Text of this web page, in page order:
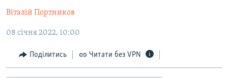
основної
Перейти
пошуку
ЕКОНОМІКА
СУСПІЛЬСТВО
КУЛЬТУРА
РОСІЙСЬКА «ФІЛЬТРАЦІЯ»
ДОНБАС.РЕАЛІЇ
КРИМ.РЕАЛІЇ
Віталій Портников
08 січня 2022, 10:00
Поділитись Читати без VPN